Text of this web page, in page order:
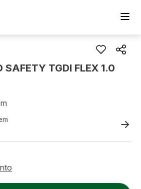
SAFETY TGDI FLEX 1.0